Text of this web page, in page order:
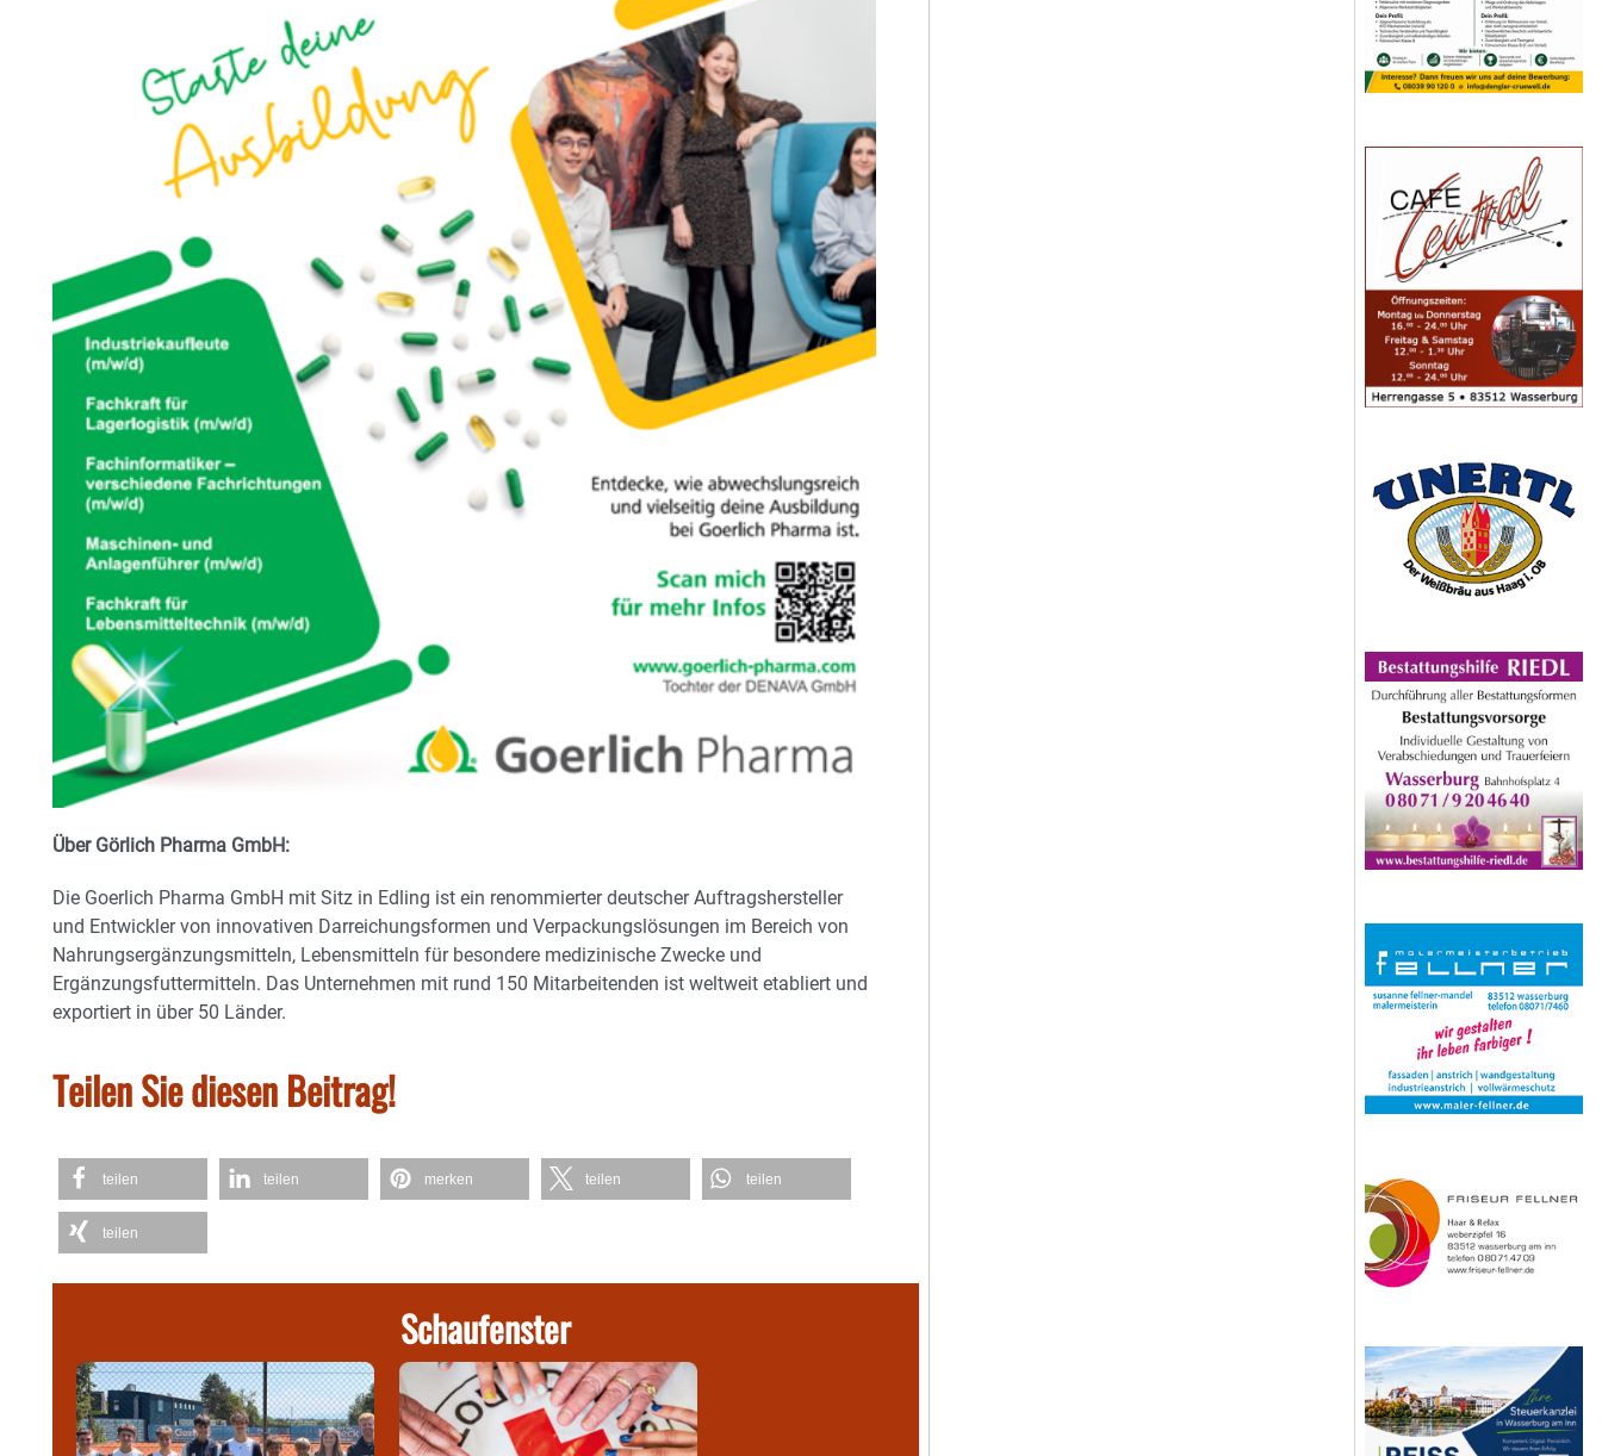
Über Görlich Pharma GmbH:
Die Goerlich Pharma GmbH mit Sitz in Edling ist ein renommierter deutscher Auftragshersteller
und Entwickler von innovativen Darreichungsformen und Verpackungslösungen im Bereich von
Nahrungsergänzungsmitteln, Lebensmitteln für besondere medizinische Zwecke und
Ergänzungsfuttermitteln. Das Unternehmen mit rund 150 Mitarbeitenden ist weltweit etabliert und
exportiert in über 50 Länder.
Teilen Sie diesen Beitrag!
teilen teilen merken teilen teilen
teilen
Schaufenster